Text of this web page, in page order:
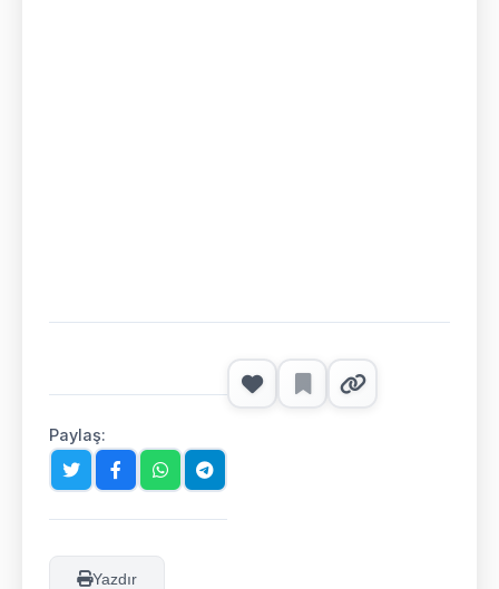
Paylaş:
Yazdır